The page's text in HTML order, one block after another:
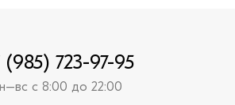
(985) 723-97-95
с 8:00 до 22:00